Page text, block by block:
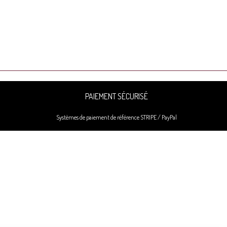
PAIEMENT SÉCURISÉ
Systèmes de paiement de référence STRIPE / PayPal